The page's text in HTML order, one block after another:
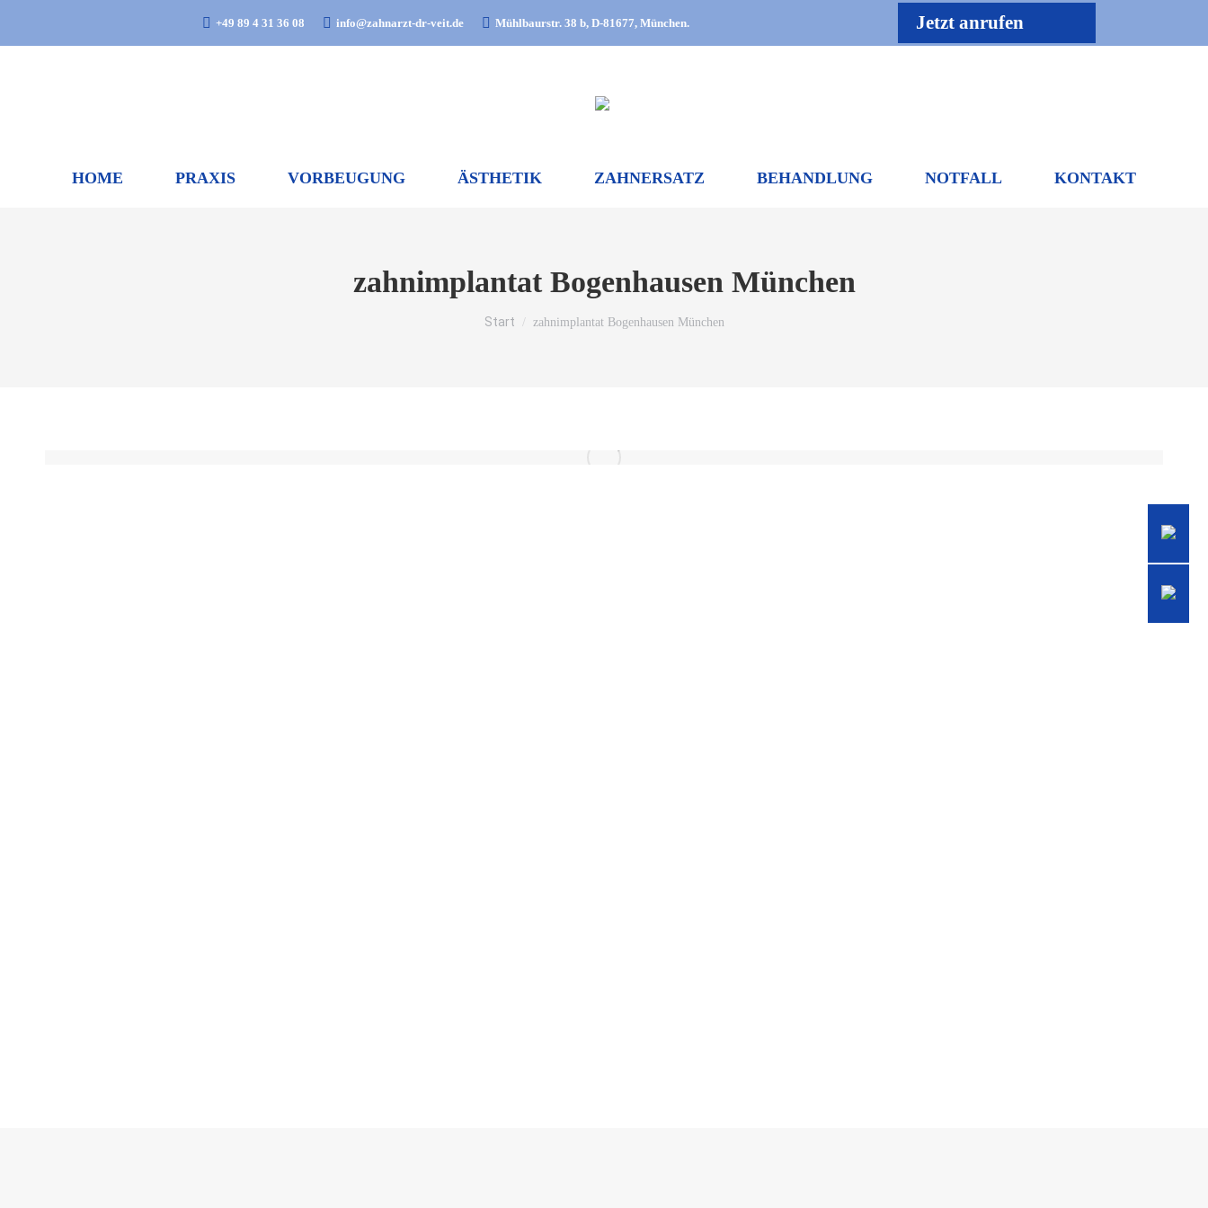
+49 89 4 31 36 08 info@zahnarzt-dr-veit.de Mühlbaurstr. 38 b, D-81677, München. Jetzt anrufen
HOME PRAXIS VORBEUGUNG ÄSTHETIK ZAHNERSATZ BEHANDLUNG NOTFALL KONTAKT
zahnimplantat Bogenhausen München
Sie befinden sich hier:
Start zahnimplantat Bogenhausen München